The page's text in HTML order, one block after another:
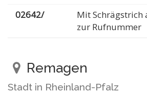
02642/
Mit Schrägstrich
zur Rufnummer
Remagen
Stadt in Rheinland-Pfalz